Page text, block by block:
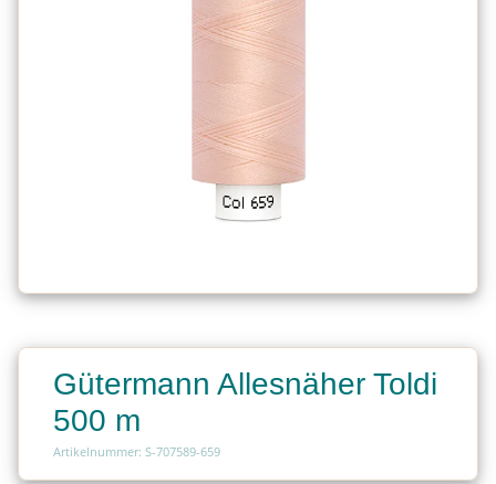
Gütermann Allesnäher Toldi
500 m
Artikelnummer: S-707589-659